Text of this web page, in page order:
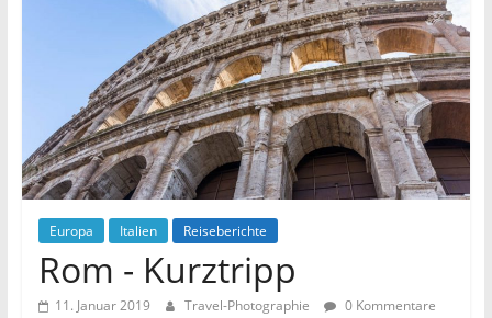
Europa Italien Reiseberichte
Rom - Kurztripp
11. Januar 2019 Travel-Photographie
0 Kommentare